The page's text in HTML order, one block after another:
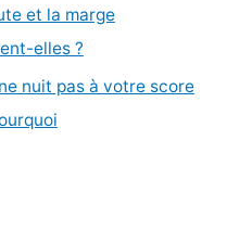
et la marge
elles ?
nuit pas à votre score